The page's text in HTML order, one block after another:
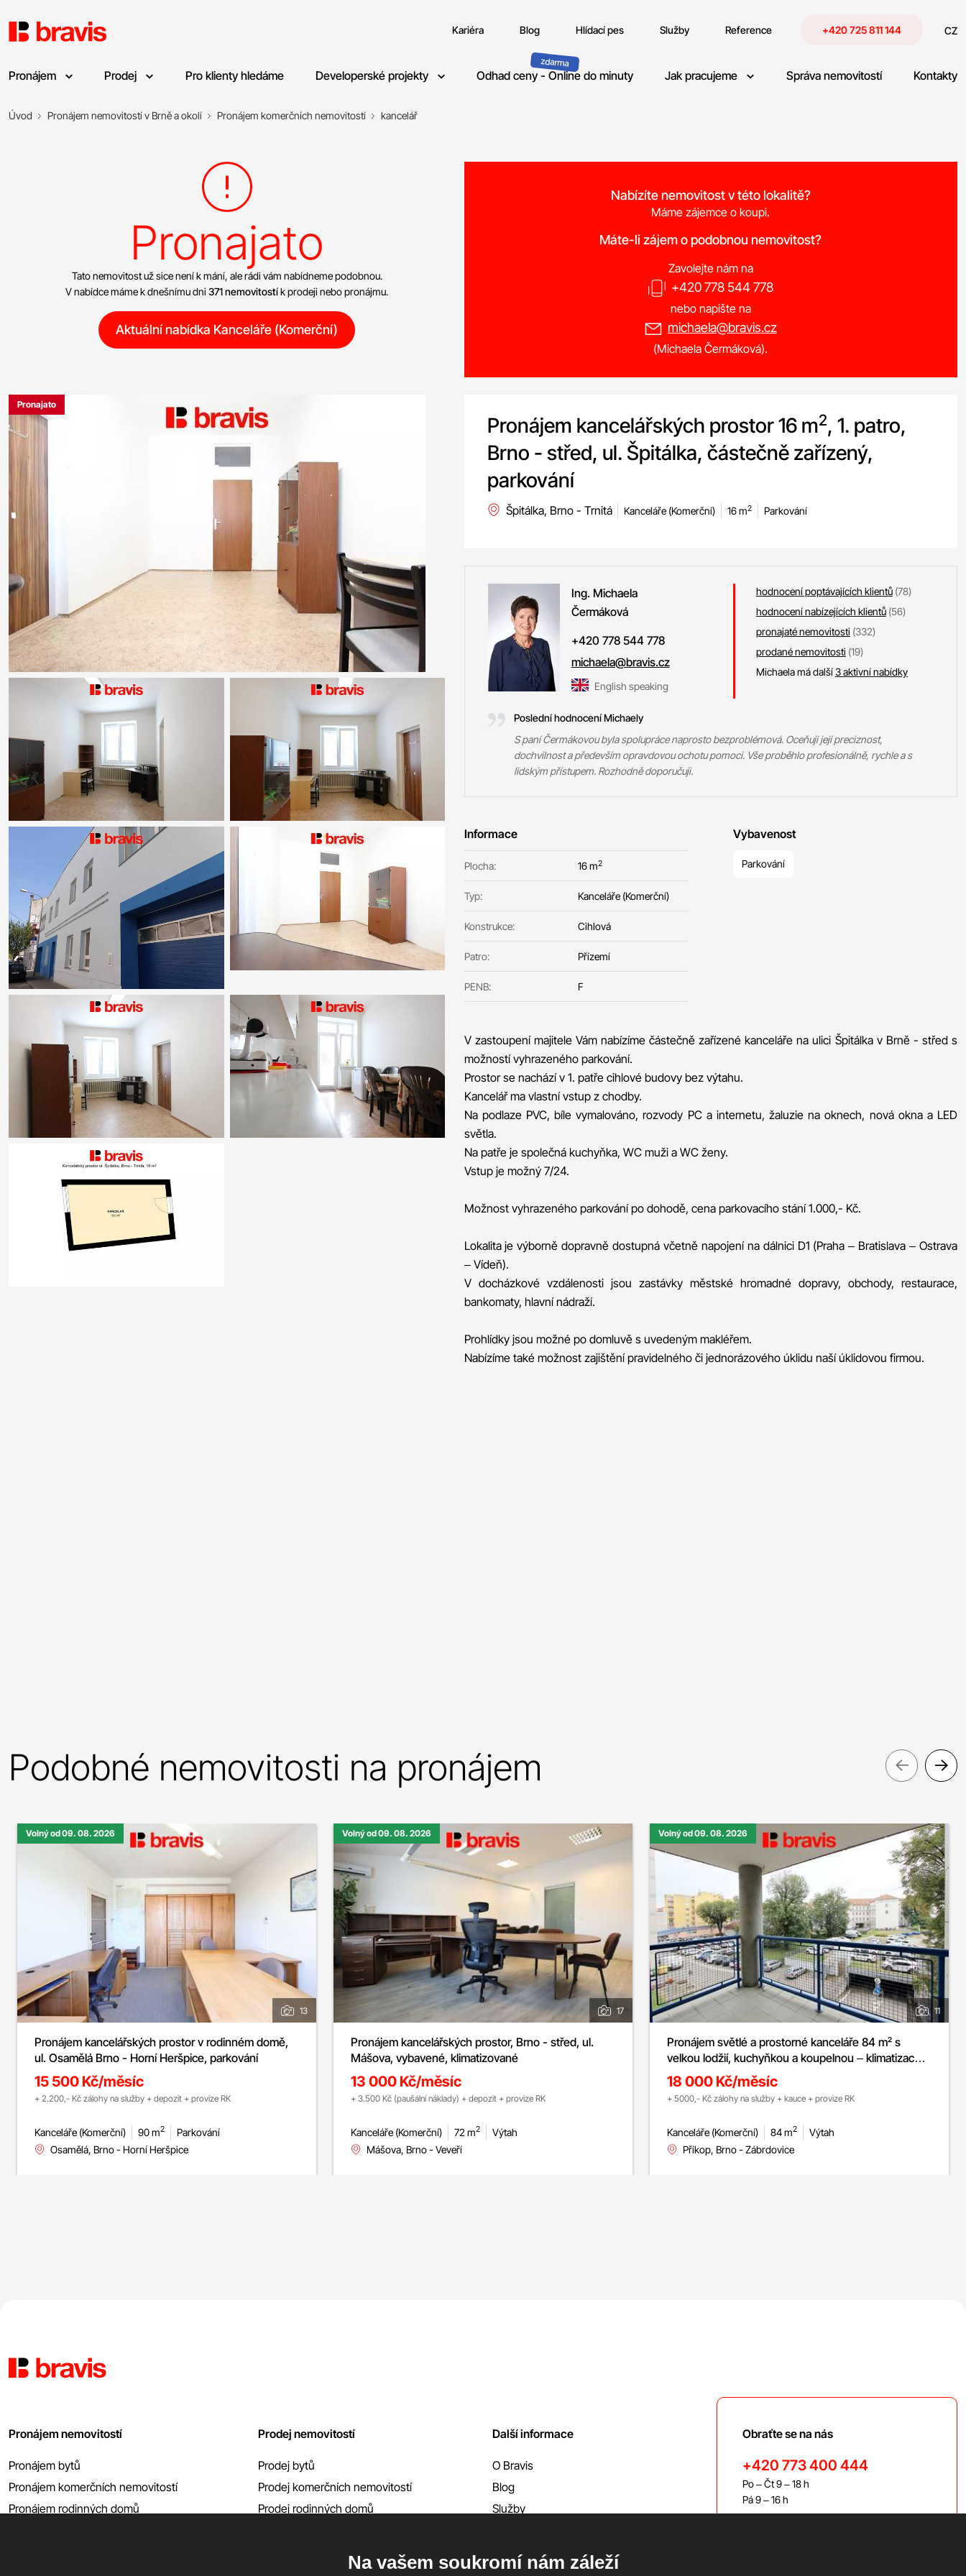
Kariéra Blog Hlídací pes Služby Reference +420 725 811 144 CZ
Pronájem Prodej Pro klienty hledáme Developerské projekty Odhad ceny - Online do minuty Jak pracujeme Správa nemovitostí Kontakty
Úvod Pronájem nemovitostí v Brně a okolí Pronájem komerčních nemovitostí kancelář
Pronajato
Tato nemovitost už sice není k mání, ale rádi vám nabídneme podobnou.
V nabídce máme k dnešnímu dni371 nemovitostík prodeji nebo pronájmu.
Aktuální nabídka Kanceláře (Komerční)
Nabízíte nemovitost v této lokalitě?
Máme zájemce o koupi.
Máte-li zájem o podobnou nemovitost?
Zavolejte nám na
+420 778 544 778
nebo napište na
michaela@bravis.cz
(Michaela Čermáková).
Pronajato
Pronájem kancelářských prostor 16 m2, 1. patro,
Brno - střed, ul. Špitálka, částečně zařízený,
parkování
Špitálka, Brno - Trnitá Kanceláře (Komerční) 16 m2 Parkování
Ing. Michaela
Čermáková
+420 778 544 778
michaela@bravis.cz
English speaking
hodnocení poptávajících klientů (78)
hodnocení nabízejících klientů (56)
pronajaté nemovitosti (332)
prodané nemovitosti (19)
Michaela má další3 aktivní nabídky
Poslední hodnocení Michaely
S paní Čermákovou byla spolupráce naprosto bezproblémová. Oceňuji její preciznost,
dochvilnost a především opravdovou ochotu pomoci. Vše proběhlo profesionálně, rychle a s
lidským přístupem. Rozhodně doporučuji.
Informace
Plocha: 16 m2
Typ: Kanceláře (Komerční)
Konstrukce: Cihlová
Patro: Přízemí
PENB: F
Vybavenost
Parkování
V zastoupení majitele Vám nabízíme částečně zařízené kanceláře na ulici Špitálka v Brně - střed s
možností vyhrazeného parkování.
Prostor se nachází v 1. patře cihlové budovy bez výtahu.
Kancelář ma vlastní vstup z chodby.
Na podlaze PVC, bíle vymalováno, rozvody PC a internetu, žaluzie na oknech, nová okna a LED
světla.
Na patře je společná kuchyňka, WC muži a WC ženy.
Vstup je možný 7/24.
Možnost vyhrazeného parkování po dohodě, cena parkovacího stání 1.000,- Kč.
Lokalita je výborně dopravně dostupná včetně napojení na dálnici D1 (Praha – Bratislava – Ostrava
– Vídeň).
V docházkové vzdálenosti jsou zastávky městské hromadné dopravy, obchody, restaurace,
bankomaty, hlavní nádraží.
Prohlídky jsou možné po domluvě s uvedeným makléřem.
Nabízíme také možnost zajištění pravidelného či jednorázového úklidu naší úklidovou firmou.
Podobné nemovitosti na pronájem
Volný od 09. 08. 2026
13
Pronájem kancelářských prostor v rodinném domě,
ul. Osamělá Brno - Horní Heršpice, parkování
15 500 Kč/měsíc
+ 2.200,- Kč zálohy na služby + depozit + provize RK
Kanceláře (Komerční) 90 m2
Parkování
Osamělá, Brno - Horní Heršpice
Volný od 09. 08. 2026
17
Pronájem kancelářských prostor, Brno - střed, ul.
Mášova, vybavené, klimatizované
13 000 Kč/měsíc
+ 3.500 Kč (paušální náklady) + depozit + provize RK
Kanceláře (Komerční) 72 m2
Výtah
Mášova, Brno - Veveří
Volný od 09. 08. 2026
11
Pronájem světlé a prostorné kanceláře 84 m² s
velkou lodžií, kuchyňkou a koupelnou – klimatizace,
dvě neprůchozí místnosti, skvělá lokalita v centru
Brna
18 000 Kč/měsíc
+ 5000,- Kč zálohy na služby + kauce + provize RK
Kanceláře (Komerční) 84 m2
Výtah
Příkop, Brno - Zábrdovice
Pronájem nemovitostí
Pronájem bytů
Pronájem komerčních nemovitostí
Pronájem rodinných domů
Prodej nemovitostí
Prodej bytů
Prodej komerčních nemovitostí
Prodej rodinných domů
Další informace
O Bravis
Blog
Služby
Kontakty
Obraťte se na nás
+420 773 400 444
Po – Čt 9 – 18 h
Pá 9 – 16 h
Na vašem soukromí nám záleží